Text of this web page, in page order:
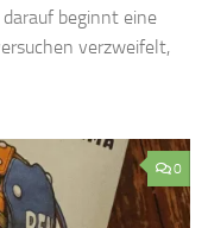
beginnt eine
verzweifelt,
0